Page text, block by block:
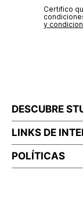
Certifico
y
DESCUBRE
LINKS DE
POLÍTICAS